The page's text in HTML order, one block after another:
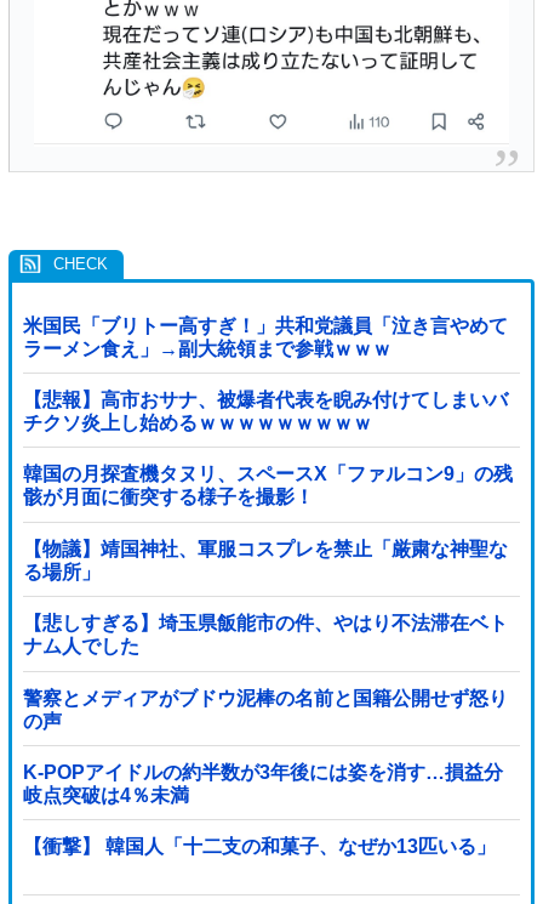
米国民「ブリトー高すぎ！」共和党議員「泣き言やめて
ラーメン食え」→副大統領まで参戦ｗｗｗ
【悲報】高市おサナ、被爆者代表を睨み付けてしまいバ
チクソ炎上し始めるｗｗｗｗｗｗｗｗｗ
韓国の月探査機タヌリ、スペースX「ファルコン9」の残
骸が月面に衝突する様子を撮影！
【物議】靖国神社、軍服コスプレを禁止「厳粛な神聖な
る場所」
【悲しすぎる】埼玉県飯能市の件、やはり不法滞在ベト
ナム人でした
警察とメディアがブドウ泥棒の名前と国籍公開せず怒り
の声
K-POPアイドルの約半数が3年後には姿を消す…損益分
岐点突破は4％未満
【衝撃】 韓国人「十二支の和菓子、なぜか13匹いる」